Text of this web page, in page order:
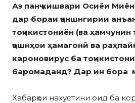
Аз панҷ кишвари Осиёи
дар бораи ҷаншнгирии
тоҷикистониён (ва
ҷашнҳои ҳамагонӣ ва
кароновирус ба
баромаданд? Дар ин бора
Хабарҳои нахустини оид ба